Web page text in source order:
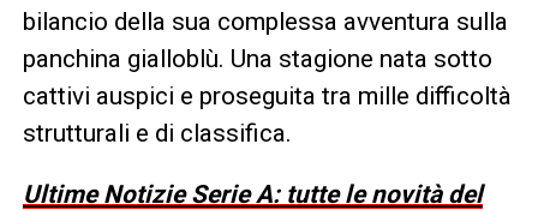
bilancio della sua complessa avventura sulla
panchina gialloblù. Una stagione nata sotto
cattivi auspici e proseguita tra mille difficoltà
strutturali e di classifica.
Ultime Notizie Serie A: tutte le novità del